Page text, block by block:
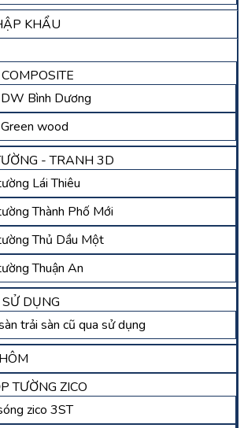
KHẨU
Bình Dương
wood
- TRANH 3D
Lái Thiêu
Thành Phố Mới
Thủ Dầu Một
Thuận An
DỤNG
trải sàn cũ qua sử dụng
TƯỜNG ZICO
zico 3ST